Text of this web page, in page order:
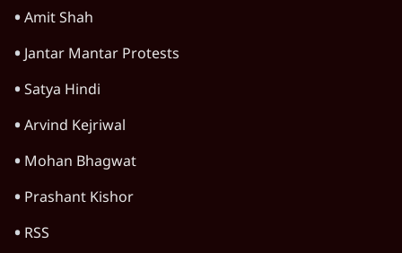
Amit Shah
Jantar Mantar Protests
Satya Hindi
Arvind Kejriwal
Mohan Bhagwat
Prashant Kishor
RSS